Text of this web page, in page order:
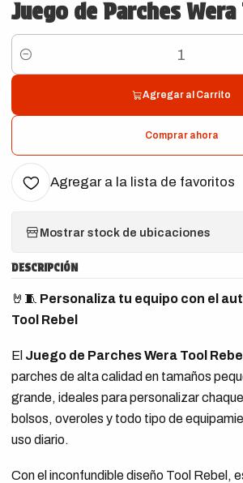
Juego de Parches
Cantidad
Agregar al Carrito
Comprar ahora
Agregar a la lista de favoritos
Mostrar stock de ubicaciones
DESCRIPCIÓN
🤘🧵 Personaliza tu equipo con el
Tool Rebel
El Juego de Parches Wera Tool Rebel
parches de alta calidad en tamaños
grande, ideales para personalizar
bolsos, overoles y todo tipo de
uso diario.
Con el inconfundible diseño Tool Rebel,